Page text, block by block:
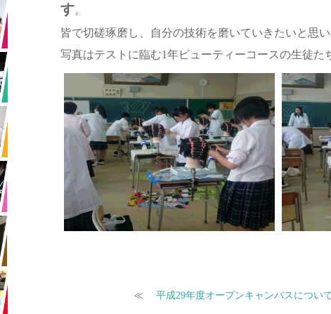
す。
皆で切磋琢磨し、自分の技術を磨いていきたいと思い
写真はテストに臨む1年ビューティーコースの生徒た
≪ 平成29年度オープンキャンパスについ